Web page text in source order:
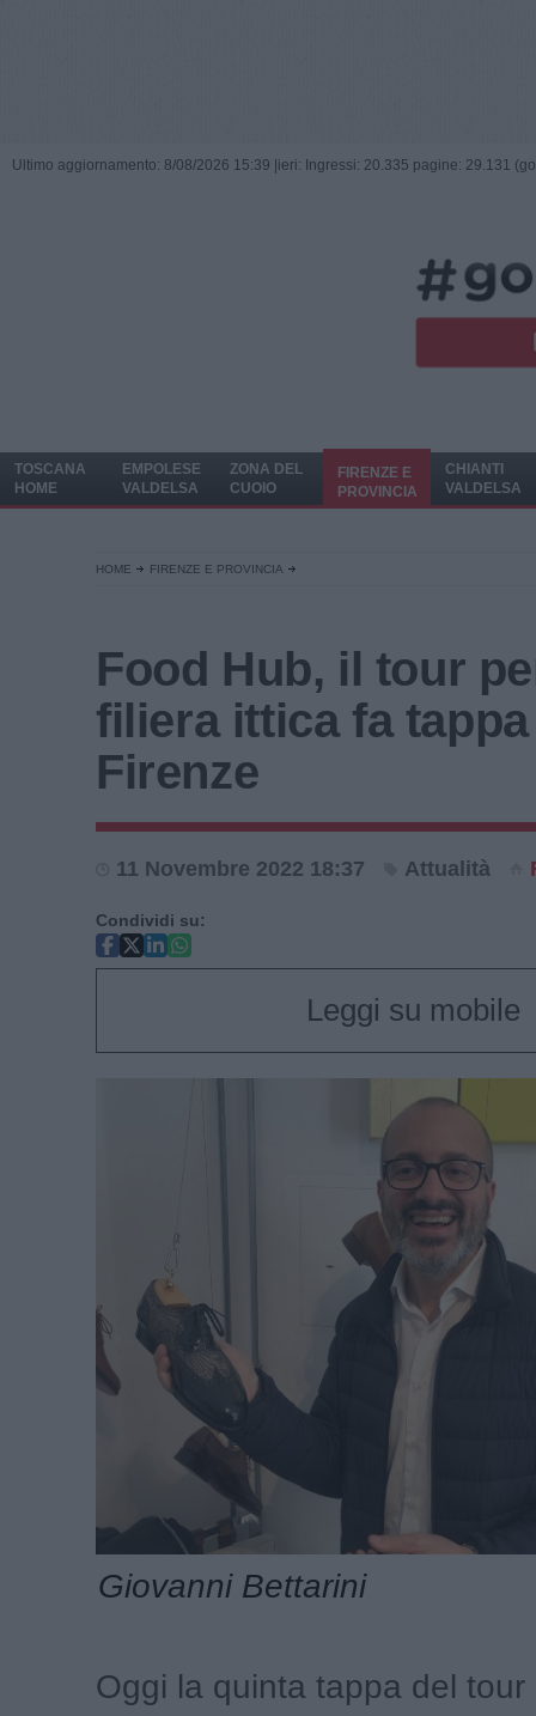
Ultimo aggiornamento: 8/08/2026 15:39 | ieri: Ingressi: 20.335 pagine: 29.131
TOSCANA
HOME
EMPOLESE
VALDELSA
ZONA DEL
CUOIO
FIRENZE E
PROVINCIA
CHIANTI
VALDELSA
HOME FIRENZE E PROVINCIA
Food Hub, il tour
filiera ittica fa tappa
Firenze
11 Novembre 2022 18:37 Attualità
Condividi su:
Leggi su mobile
Giovanni Bettarini
Oggi la quinta tappa del